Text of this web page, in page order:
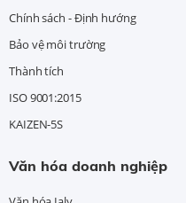
Chính sách - Định hướng
Bảo vệ môi trường
Thành tích
ISO 9001:2015
KAIZEN-5S
Văn hóa doanh nghiệp